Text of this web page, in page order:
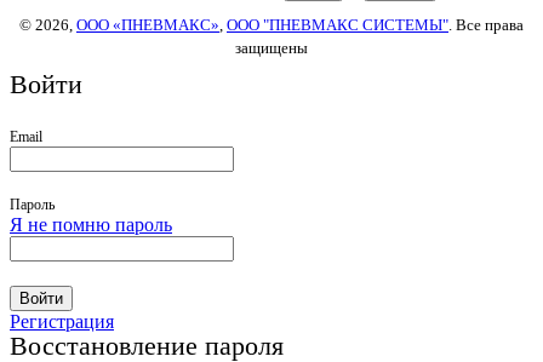
© 2026, ООО «ПНЕВМАКС», ООО "ПНЕВМАКС СИСТЕМЫ". Все права
защищены
Войти
Email
Пароль
Я не помню пароль
Войти
Регистрация
Восстановление пароля